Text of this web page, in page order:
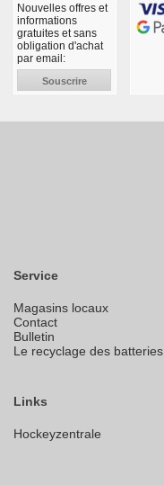
Nouvelles offres et
informations
gratuites et sans
obligation d'achat
par email:
Souscrire
Service
Magasins locaux
Contact
Bulletin
Le recyclage des batteries
Links
Hockeyzentrale